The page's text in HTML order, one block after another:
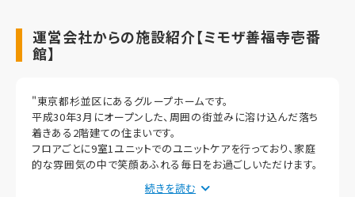
運営会社からの施設紹介【ミモザ善福寺壱番
館】
"東京都杉並区にあるグループホームです。
平成30年3月にオープンした、周囲の街並みに溶け込んだ落ち
着きある2階建ての住まいです。
フロアごとに9室1ユニットでのユニットケアを行っており、家庭
的な雰囲気の中で笑顔あふれる毎日をお過ごしいただけます。
介護スタッフが24時間体制で入居者様の生活サポートを行いま
続きを読む